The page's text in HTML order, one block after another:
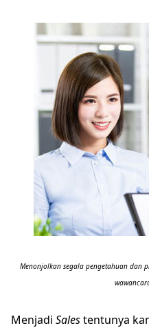
Menonjolkan segala pengetahuan dan
Menjadi Salestentunya